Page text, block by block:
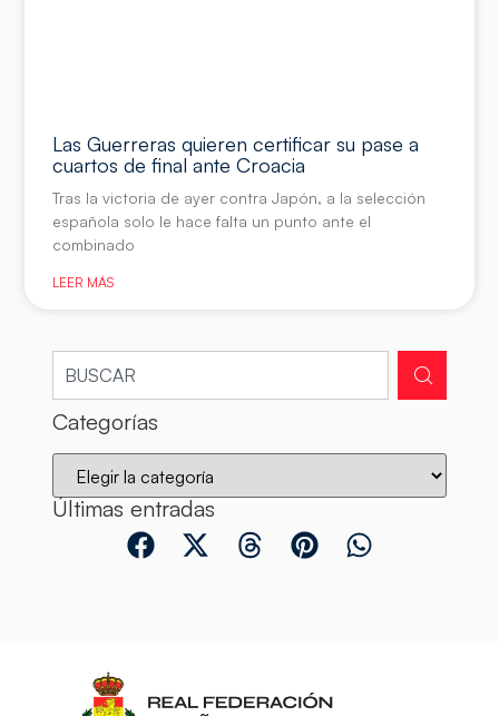
Las Guerreras quieren certificar su pase a
cuartos de final ante Croacia
Tras la victoria de ayer contra Japón, a la selección
española solo le hace falta un punto ante el
combinado
LEER MÁS
Categorías
Últimas entradas